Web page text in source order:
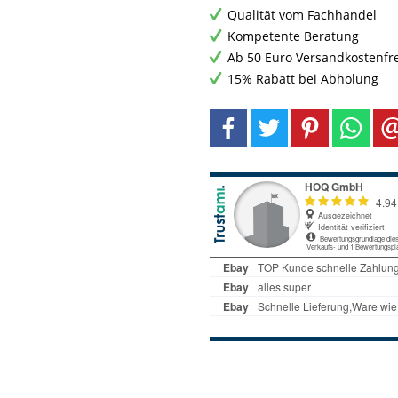
Qualität vom Fachhandel
Kompetente Beratung
Ab 50 Euro
15% Rabatt bei Abholung